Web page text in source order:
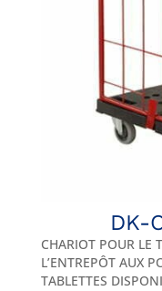
DK-
CHARIOT POUR LE
L’ENTREPÔT AUX
TABLETTES